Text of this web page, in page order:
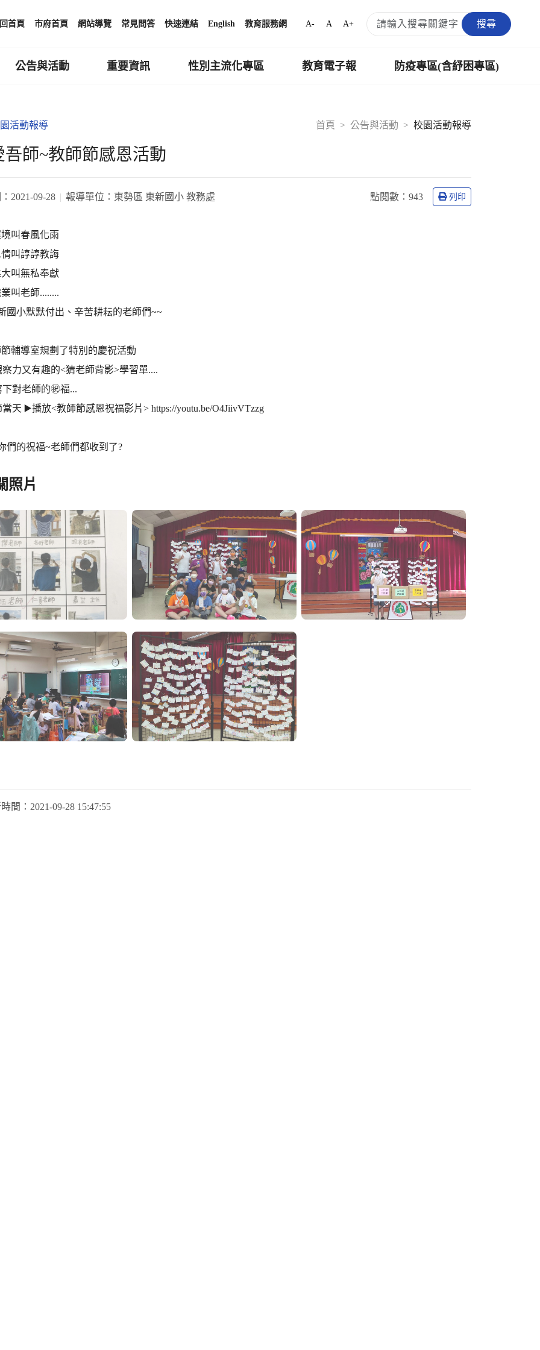
回首頁 市府首頁 網站導覽 常見問答 快速連結 English 教育服務網 A- A A+ 搜尋
公告與活動 重要資訊 性別主流化專區 教育電子報 防疫專區(含紓困專區)
首頁 公告與活動 校園活動報導
活動報導
吾師~教師節感恩活動
2021-09-28 報導單位： 東勢區 東新國小 教務處 點閱數： 943 列印
叫春風化雨
叫諄諄教誨
叫無私奉獻
叫老師........
國小默默付出、辛苦耕耘的老師們~~
輔導室規劃了特別的慶祝活動
力又有趣的<猜老師背影>學習單....
對老師的㊗️福...
天 ▶️播放<教師節感恩祝福影片> https://youtu.be/O4JiivVTzzg
們的祝福~老師們都收到了?
照片
間： 2021-09-28 15:47:55